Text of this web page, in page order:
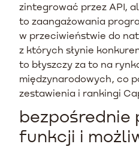
zintegrować przez API,
to zaangażowania
w przeciwieństwie do
z których słynie
to błyszczy za to na
międzynarodowych, co
zestawienia i rankingi
bezpośrednie
funkcji i